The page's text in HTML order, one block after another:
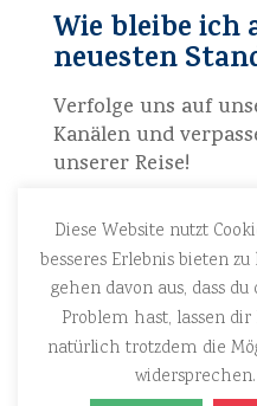
Wie bleibe ich
neuesten
Verfolge uns auf
Kanälen und
unserer Reise!
Facebook &
e.V.
Instagram: BBK_ev
Diese Website nutzt
besseres Erlebnis bieten
gehen davon aus, dass
Problem hast, lassen
natürlich trotzdem die
widersprechen.